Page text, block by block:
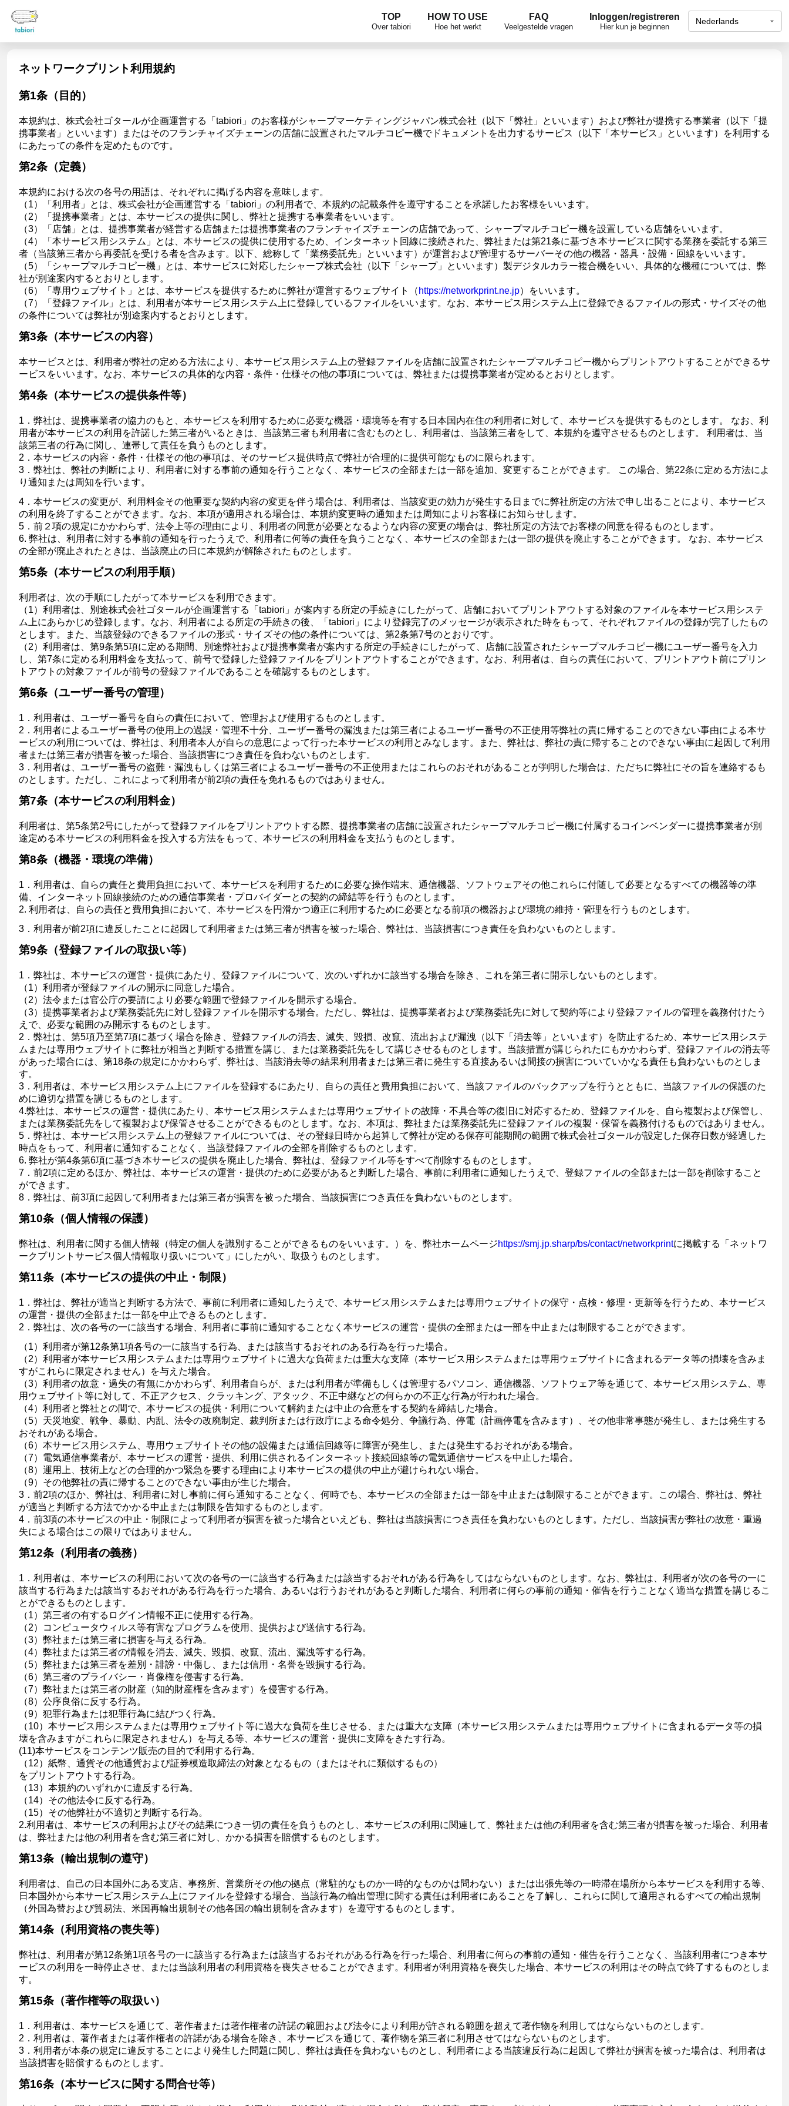
TOP
Over tabiori
HOW TO USE
Hoe het werkt
FAQ
Veelgestelde vragen
Inloggen/registreren
Hier kun je beginnen
ネットワークプリント利用規約
第1条（目的）
本規約は、株式会社ゴタールが企画運営する「tabiori」のお客様がシャープマーケティングジャパン株式会社（以下「弊社」といいます）および弊社が提携する事業者（以下「提
携事業者」といいます）またはそのフランチャイズチェーンの店舗に設置されたマルチコピー機でドキュメントを出力するサービス（以下「本サービス」といいます）を利用する
にあたっての条件を定めたものです。
第2条（定義）
本規約における次の各号の用語は、それぞれに掲げる内容を意味します。
（1）「利用者」とは、株式会社が企画運営する「tabiori」の利用者で、本規約の記載条件を遵守することを承諾したお客様をいいます。
（2）「提携事業者」とは、本サービスの提供に関し、弊社と提携する事業者をいいます。
（3）「店舗」とは、提携事業者が経営する店舗または提携事業者のフランチャイズチェーンの店舗であって、シャープマルチコピー機を設置している店舗をいいます。
（4）「本サービス用システム」とは、本サービスの提供に使用するため、インターネット回線に接続された、弊社または第21条に基づき本サービスに関する業務を委託する第三
者（当該第三者から再委託を受ける者を含みます。以下、総称して「業務委託先」といいます）が運営および管理するサーバーその他の機器・器具・設備・回線をいいます。
（5）「シャープマルチコピー機」とは、本サービスに対応したシャープ株式会社（以下「シャープ」といいます）製デジタルカラー複合機をいい、具体的な機種については、弊
社が別途案内するとおりとします。
（6）「専用ウェブサイト」とは、本サービスを提供するために弊社が運営するウェブサイト（ https://networkprint.ne.jp）をいいます。
（7）「登録ファイル」とは、利用者が本サービス用システム上に登録しているファイルをいいます。なお、本サービス用システム上に登録できるファイルの形式・サイズその他
の条件については弊社が別途案内するとおりとします。
第3条（本サービスの内容）
本サービスとは、利用者が弊社の定める方法により、本サービス用システム上の登録ファイルを店舗に設置されたシャープマルチコピー機からプリントアウトすることができるサ
ービスをいいます。なお、本サービスの具体的な内容・条件・仕様その他の事項については、弊社または提携事業者が定めるとおりとします。
第4条（本サービスの提供条件等）
1．弊社は、提携事業者の協力のもと、本サービスを利用するために必要な機器・環境等を有する日本国内在住の利用者に対して、本サービスを提供するものとします。 なお、利
用者が本サービスの利用を許諾した第三者がいるときは、当該第三者も利用者に含むものとし、利用者は、当該第三者をして、本規約を遵守させるものとします。 利用者は、当
該第三者の行為に関し、連帯して責任を負うものとします。
2．本サービスの内容・条件・仕様その他の事項は、そのサービス提供時点で弊社が合理的に提供可能なものに限られます。
3．弊社は、弊社の判断により、利用者に対する事前の通知を行うことなく、本サービスの全部または一部を追加、変更することができます。 この場合、第22条に定める方法によ
り通知または周知を行います。
4．本サービスの変更が、利用料金その他重要な契約内容の変更を伴う場合は、利用者は、当該変更の効力が発生する日までに弊社所定の方法で申し出ることにより、本サービス
の利用を終了することができます。なお、本項が適用される場合は、本規約変更時の通知または周知によりお客様にお知らせします。
5．前２項の規定にかかわらず、法令上等の理由により、利用者の同意が必要となるような内容の変更の場合は、弊社所定の方法でお客様の同意を得るものとします。
6. 弊社は、利用者に対する事前の通知を行ったうえで、利用者に何等の責任を負うことなく、本サービスの全部または一部の提供を廃止することができます。 なお、本サービス
の全部が廃止されたときは、当該廃止の日に本規約が解除されたものとします。
第5条（本サービスの利用手順）
利用者は、次の手順にしたがって本サービスを利用できます。
（1）利用者は、別途株式会社ゴタールが企画運営する「tabiori」が案内する所定の手続きにしたがって、店舗においてプリントアウトする対象のファイルを本サービス用システ
ム上にあらかじめ登録します。なお、利用者による所定の手続きの後、「tabiori」により登録完了のメッセージが表示された時をもって、それぞれファイルの登録が完了したもの
とします。また、当該登録のできるファイルの形式・サイズその他の条件については、第2条第7号のとおりです。
（2）利用者は、第9条第5項に定める期間、別途弊社および提携事業者が案内する所定の手続きにしたがって、店舗に設置されたシャープマルチコピー機にユーザー番号を入力
し、第7条に定める利用料金を支払って、前号で登録した登録ファイルをプリントアウトすることができます。なお、利用者は、自らの責任において、プリントアウト前にプリン
トアウトの対象ファイルが前号の登録ファイルであることを確認するものとします。
第6条（ユーザー番号の管理）
1．利用者は、ユーザー番号を自らの責任において、管理および使用するものとします。
2．利用者によるユーザー番号の使用上の過誤・管理不十分、ユーザー番号の漏洩または第三者によるユーザー番号の不正使用等弊社の責に帰することのできない事由による本サ
ービスの利用については、弊社は、利用者本人が自らの意思によって行った本サービスの利用とみなします。また、弊社は、弊社の責に帰することのできない事由に起因して利用
者または第三者が損害を被った場合、当該損害につき責任を負わないものとします。
3．利用者は、ユーザー番号の盗難・漏洩もしくは第三者によるユーザー番号の不正使用またはこれらのおそれがあることが判明した場合は、ただちに弊社にその旨を連絡するも
のとします。ただし、これによって利用者が前2項の責任を免れるものではありません。
第7条（本サービスの利用料金）
利用者は、第5条第2号にしたがって登録ファイルをプリントアウトする際、提携事業者の店舗に設置されたシャープマルチコピー機に付属するコインベンダーに提携事業者が別
途定める本サービスの利用料金を投入する方法をもって、本サービスの利用料金を支払うものとします。
第8条（機器・環境の準備）
1．利用者は、自らの責任と費用負担において、本サービスを利用するために必要な操作端末、通信機器、ソフトウェアその他これらに付随して必要となるすべての機器等の準
備、インターネット回線接続のための通信事業者・プロバイダーとの契約の締結等を行うものとします。
2. 利用者は、自らの責任と費用負担において、本サービスを円滑かつ適正に利用するために必要となる前項の機器および環境の維持・管理を行うものとします。
3．利用者が前2項に違反したことに起因して利用者または第三者が損害を被った場合、弊社は、当該損害につき責任を負わないものとします。
第9条（登録ファイルの取扱い等）
1．弊社は、本サービスの運営・提供にあたり、登録ファイルについて、次のいずれかに該当する場合を除き、これを第三者に開示しないものとします。
（1）利用者が登録ファイルの開示に同意した場合。
（2）法令または官公庁の要請により必要な範囲で登録ファイルを開示する場合。
（3）提携事業者および業務委託先に対し登録ファイルを開示する場合。ただし、弊社は、提携事業者および業務委託先に対して契約等により登録ファイルの管理を義務付けたう
えで、必要な範囲のみ開示するものとします。
2．弊社は、第5項乃至第7項に基づく場合を除き、登録ファイルの消去、滅失、毀損、改竄、流出および漏洩（以下「消去等」といいます）を防止するため、本サービス用システ
ムまたは専用ウェブサイトに弊社が相当と判断する措置を講じ、または業務委託先をして講じさせるものとします。当該措置が講じられたにもかかわらず、登録ファイルの消去等
があった場合には、第18条の規定にかかわらず、弊社は、当該消去等の結果利用者または第三者に発生する直接あるいは間接の損害についていかなる責任も負わないものとしま
す。
3．利用者は、本サービス用システム上にファイルを登録するにあたり、自らの責任と費用負担において、当該ファイルのバックアップを行うとともに、当該ファイルの保護のた
めに適切な措置を講じるものとします。
4.弊社は、本サービスの運営・提供にあたり、本サービス用システムまたは専用ウェブサイトの故障・不具合等の復旧に対応するため、登録ファイルを、自ら複製および保管し、
または業務委託先をして複製および保管させることができるものとします。なお、本項は、弊社または業務委託先に登録ファイルの複製・保管を義務付けるものではありません。
5．弊社は、本サービス用システム上の登録ファイルについては、その登録日時から起算して弊社が定める保存可能期間の範囲で株式会社ゴタールが設定した保存日数が経過した
時点をもって、利用者に通知することなく、当該登録ファイルの全部を削除するものとします。
6. 弊社が第4条第6項に基づき本サービスの提供を廃止した場合、弊社は、登録ファイル等をすべて削除するものとします。
7．前2項に定めるほか、弊社は、本サービスの運営・提供のために必要があると判断した場合、事前に利用者に通知したうえで、登録ファイルの全部または一部を削除すること
ができます。
8．弊社は、前3項に起因して利用者または第三者が損害を被った場合、当該損害につき責任を負わないものとします。
第10条（個人情報の保護）
弊社は、利用者に関する個人情報（特定の個人を識別することができるものをいいます。）を、弊社ホームページhttps://smj.jp.sharp/bs/contact/networkprintに掲載する「ネットワ
ークプリントサービス個人情報取り扱いについて」にしたがい、取扱うものとします。
第11条（本サービスの提供の中止・制限）
1．弊社は、弊社が適当と判断する方法で、事前に利用者に通知したうえで、本サービス用システムまたは専用ウェブサイトの保守・点検・修理・更新等を行うため、本サービス
の運営・提供の全部または一部を中止できるものとします。
2．弊社は、次の各号の一に該当する場合、利用者に事前に通知することなく本サービスの運営・提供の全部または一部を中止または制限することができます。
（1）利用者が第12条第1項各号の一に該当する行為、または該当するおそれのある行為を行った場合。
（2）利用者が本サービス用システムまたは専用ウェブサイトに過大な負荷または重大な支障（本サービス用システムまたは専用ウェブサイトに含まれるデータ等の損壊を含みま
すがこれらに限定されません）を与えた場合。
（3）利用者の故意・過失の有無にかかわらず、利用者自らが、または利用者が準備もしくは管理するパソコン、通信機器、ソフトウェア等を通じて、本サービス用システム、専
用ウェブサイト等に対して、不正アクセス、クラッキング、アタック、不正中継などの何らかの不正な行為が行われた場合。
（4）利用者と弊社との間で、本サービスの提供・利用について解約または中止の合意をする契約を締結した場合。
（5）天災地変、戦争、暴動、内乱、法令の改廃制定、裁判所または行政庁による命令処分、争議行為、停電（計画停電を含みます）、その他非常事態が発生し、または発生する
おそれがある場合。
（6）本サービス用システム、専用ウェブサイトその他の設備または通信回線等に障害が発生し、または発生するおそれがある場合。
（7）電気通信事業者が、本サービスの運営・提供、利用に供されるインターネット接続回線等の電気通信サービスを中止した場合。
（8）運用上、技術上などの合理的かつ緊急を要する理由により本サービスの提供の中止が避けられない場合。
（9）その他弊社の責に帰することのできない事由が生じた場合。
3．前2項のほか、弊社は、利用者に対し事前に何ら通知することなく、何時でも、本サービスの全部または一部を中止または制限することができます。この場合、弊社は、弊社
が適当と判断する方法でかかる中止または制限を告知するものとします。
4．前3項の本サービスの中止・制限によって利用者が損害を被った場合といえども、弊社は当該損害につき責任を負わないものとします。ただし、当該損害が弊社の故意・重過
失による場合はこの限りではありません。
第12条（利用者の義務）
1．利用者は、本サービスの利用において次の各号の一に該当する行為または該当するおそれがある行為をしてはならないものとします。なお、弊社は、利用者が次の各号の一に
該当する行為または該当するおそれがある行為を行った場合、あるいは行うおそれがあると判断した場合、利用者に何らの事前の通知・催告を行うことなく適当な措置を講じるこ
とができるものとします。
（1）第三者の有するログイン情報不正に使用する行為。
（2）コンピュータウィルス等有害なプログラムを使用、提供および送信する行為。
（3）弊社または第三者に損害を与える行為。
（4）弊社または第三者の情報を消去、滅失、毀損、改竄、流出、漏洩等する行為。
（5）弊社または第三者を差別・誹謗・中傷し、または信用・名誉を毀損する行為。
（6）第三者のプライバシー・肖像権を侵害する行為。
（7）弊社または第三者の財産（知的財産権を含みます）を侵害する行為。
（8）公序良俗に反する行為。
（9）犯罪行為または犯罪行為に結びつく行為。
（10）本サービス用システムまたは専用ウェブサイト等に過大な負荷を生じさせる、または重大な支障（本サービス用システムまたは専用ウェブサイトに含まれるデータ等の損
壊を含みますがこれらに限定されません）を与える等、本サービスの運営・提供に支障をきたす行為。
(11)本サービスをコンテンツ販売の目的で利用する行為。
（12）紙幣、通貨その他通貨および証券模造取締法の対象となるもの（またはそれに類似するもの）
をプリントアウトする行為。
（13）本規約のいずれかに違反する行為。
（14）その他法令に反する行為。
（15）その他弊社が不適切と判断する行為。
2.利用者は、本サービスの利用およびその結果につき一切の責任を負うものとし、本サービスの利用に関連して、弊社または他の利用者を含む第三者が損害を被った場合、利用者
は、弊社または他の利用者を含む第三者に対し、かかる損害を賠償するものとします。
第13条（輸出規制の遵守）
利用者は、自己の日本国外にある支店、事務所、営業所その他の拠点（常駐的なものか一時的なものかは問わない）または出張先等の一時滞在場所から本サービスを利用する等、
日本国外から本サービス用システム上にファイルを登録する場合、当該行為の輸出管理に関する責任は利用者にあることを了解し、これらに関して適用されるすべての輸出規制
（外国為替および貿易法、米国再輸出規制その他各国の輸出規制を含みます）を遵守するものとします。
第14条（利用資格の喪失等）
弊社は、利用者が第12条第1項各号の一に該当する行為または該当するおそれがある行為を行った場合、利用者に何らの事前の通知・催告を行うことなく、当該利用者につき本サ
ービスの利用を一時停止させ、または当該利用者の利用資格を喪失させることができます。利用者が利用資格を喪失した場合、本サービスの利用はその時点で終了するものとしま
す。
第15条（著作権等の取扱い）
1．利用者は、本サービスを通じて、著作者または著作権者の許諾の範囲および法令により利用が許される範囲を超えて著作物を利用してはならないものとします。
2．利用者は、著作者または著作権者の許諾がある場合を除き、本サービスを通じて、著作物を第三者に利用させてはならないものとします。
3．利用者が本条の規定に違反することにより発生した問題に関し、弊社は責任を負わないものとし、利用者による当該違反行為に起因して弊社が損害を被った場合は、利用者は
当該損害を賠償するものとします。
第16条（本サービスに関する問合せ等）